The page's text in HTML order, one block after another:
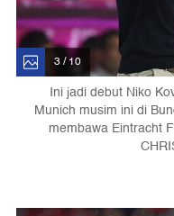
3 / 10
Ini jadi debut Niko
Munich musim ini di
membawa Eintracht